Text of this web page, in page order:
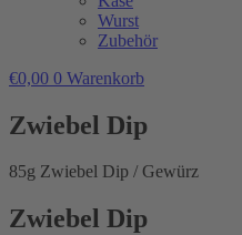
Wurst
Zubehör
€0,00 0 Warenkorb
Zwiebel Dip
85g Zwiebel Dip / Gewürz
Zwiebel Dip